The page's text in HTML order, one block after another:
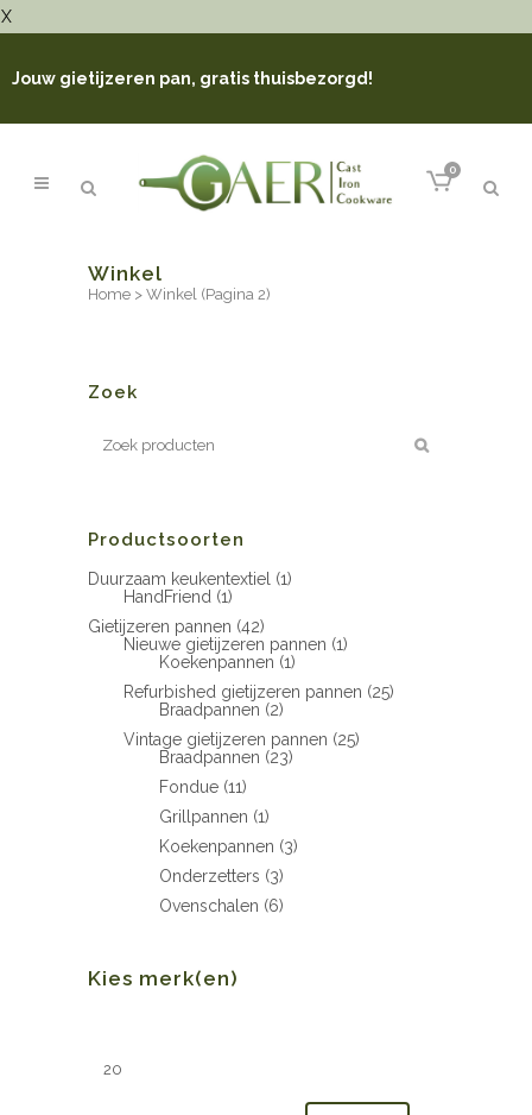
X
Jouw gietijzeren pan, gratis thuisbezorgd!
0
Winkel
Home > Winkel (Pagina 2)
Zoek
Productsoorten
Duurzaam keukentextiel (1)
HandFriend (1)
Gietijzeren pannen (42)
Nieuwe gietijzeren pannen (1)
Koekenpannen (1)
Refurbished gietijzeren pannen (25)
Braadpannen (2)
Vintage gietijzeren pannen (25)
Braadpannen (23)
Fondue (11)
Grillpannen (1)
Koekenpannen (3)
Onderzetters (3)
Ovenschalen (6)
Kies merk(en)